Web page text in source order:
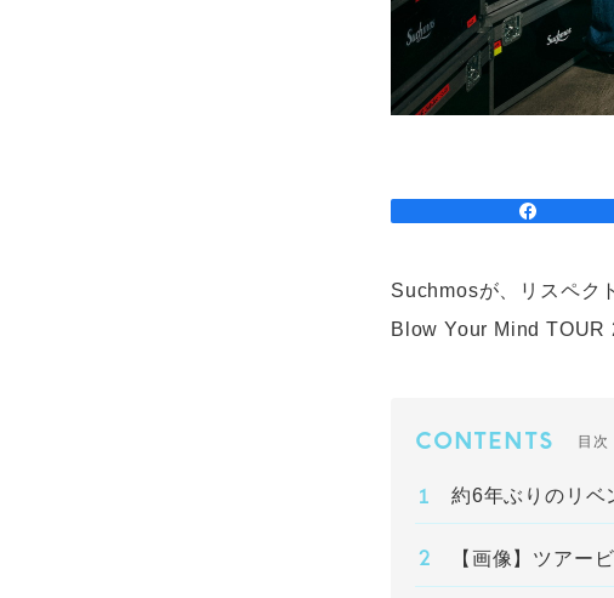
Suchmosが、リスペク
Blow Your Mind TOUR
CONTENTS 目次
約6年ぶりのリベ
【画像】ツアー